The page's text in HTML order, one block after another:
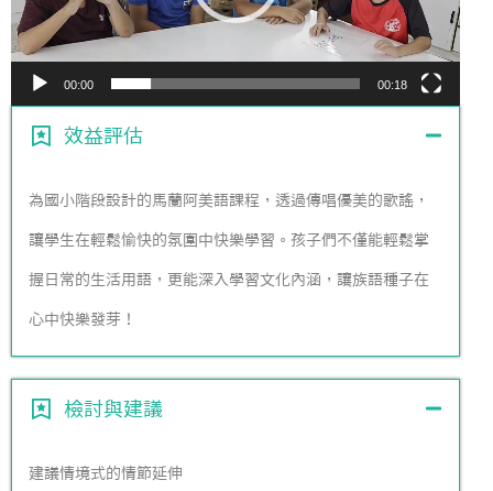
00:00 00:18
效益評估
為國小階段設計的馬蘭阿美語課程，透過傳唱優美的歌謠，
讓學生在輕鬆愉快的氛圍中快樂學習。孩子們不僅能輕鬆掌
握日常的生活用語，更能深入學習文化內涵，讓族語種子在
心中快樂發芽！
檢討與建議
建議情境式的情節延伸